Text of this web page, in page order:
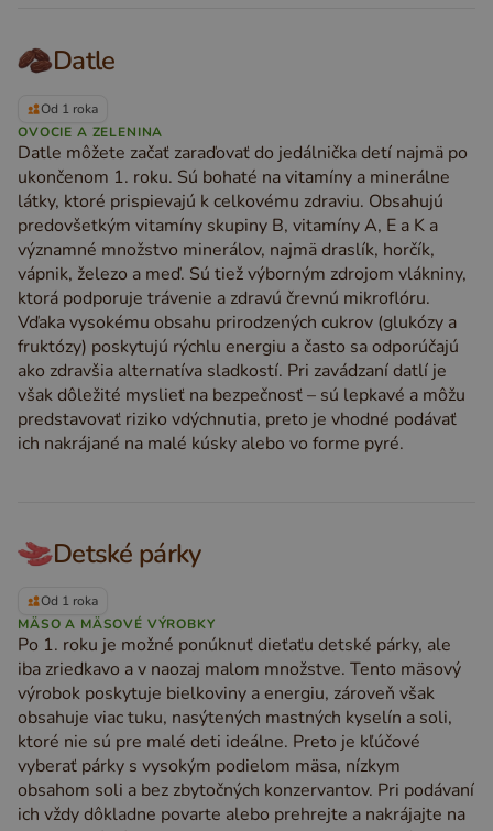
Datle
Od 1 roka
OVOCIE A ZELENINA
Datle môžete začať zaraďovať do jedálnička detí najmä po
ukončenom 1. roku. Sú bohaté na vitamíny a minerálne
látky, ktoré prispievajú k celkovému zdraviu. Obsahujú
predovšetkým vitamíny skupiny B, vitamíny A, E a K a
významné množstvo minerálov, najmä draslík, horčík,
vápnik, železo a meď. Sú tiež výborným zdrojom vlákniny,
ktorá podporuje trávenie a zdravú črevnú mikroflóru.
Vďaka vysokému obsahu prirodzených cukrov (glukózy a
fruktózy) poskytujú rýchlu energiu a často sa odporúčajú
ako zdravšia alternatíva sladkostí. Pri zavádzaní datlí je
však dôležité myslieť na bezpečnosť – sú lepkavé a môžu
predstavovať riziko vdýchnutia, preto je vhodné podávať
ich nakrájané na malé kúsky alebo vo forme pyré.
Detské párky
Od 1 roka
MÄSO A MÄSOVÉ VÝROBKY
Po 1. roku je možné ponúknuť dieťaťu detské párky, ale
iba zriedkavo a v naozaj malom množstve. Tento mäsový
výrobok poskytuje bielkoviny a energiu, zároveň však
obsahuje viac tuku, nasýtených mastných kyselín a soli,
ktoré nie sú pre malé deti ideálne. Preto je kľúčové
vyberať párky s vysokým podielom mäsa, nízkym
obsahom soli a bez zbytočných konzervantov. Pri podávaní
ich vždy dôkladne povarte alebo prehrejte a nakrájajte na